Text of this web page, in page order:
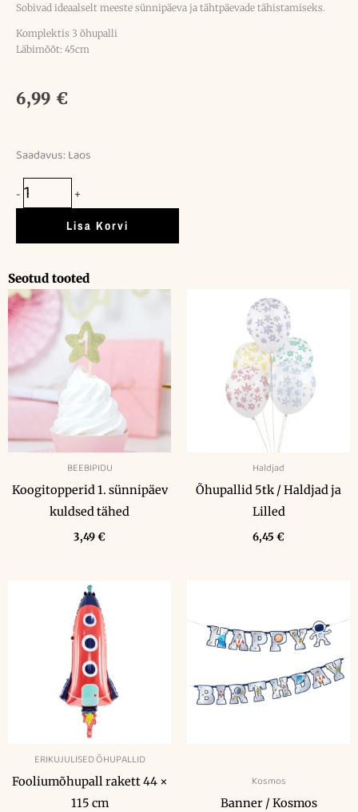
Sobivad ideaalselt meeste sünnipäeva ja tähtpäevade tähistamiseks.
Komplektis 3 õhupalli
Läbimõõt: 45cm
6,99 €
Saadavus: Laos
-
Kahekihilised
õhupallid
45cm
meresinine
konfettiga
kogus
+
Lisa Korvi
Seotud tooted
BEEBIPIDU
Koogitopperid 1. sünnipäev
kuldsed tähed
3,49€
Haldjad
Õhupallid 5tk / Haldjad ja
Lilled
6,45 €
ERIKUJULISED ÕHUPALLID
Fooliumõhupall rakett 44 ×
115 cm
Kosmos
Banner / Kosmos